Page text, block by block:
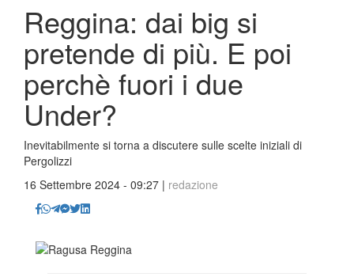
Reggina: dai big si
pretende di più. E poi
perchè fuori i due
Under?
Inevitabilmente si torna a discutere sulle scelte iniziali di
Pergolizzi
16 Settembre 2024 - 09:27 | redazione